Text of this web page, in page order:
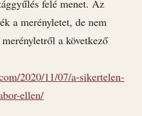
felé menet. Az
a merényletet, de nem
a következő
2020/11/07/a-sikertelen-
ellen/